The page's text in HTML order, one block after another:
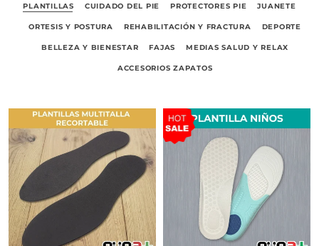
PLANTILLAS CUIDADO DEL PIE PROTECTORES PIE JUANETE
ORTESIS Y POSTURA REHABILITACIÓN Y FRACTURA DEPORTE
BELLEZA Y BIENESTAR FAJAS MEDIAS SALUD Y RELAX
ACCESORIOS ZAPATOS